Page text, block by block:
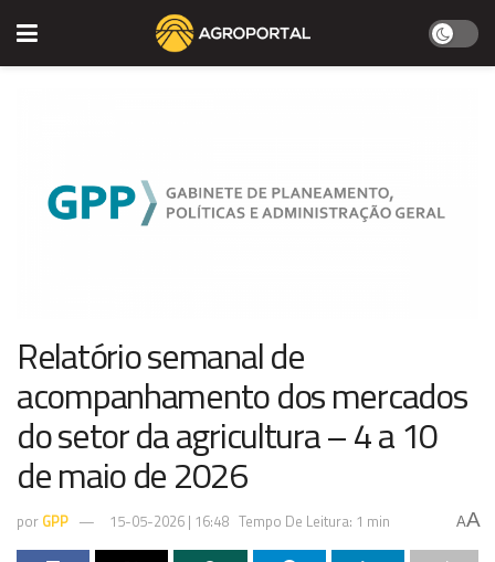
Relatório semanal de
acompanhamento dos mercados
do setor da agricultura – 4 a 10
de maio de 2026
por GPP 15-05-2026 | 16:48 Tempo De Leitura: 1 min AA